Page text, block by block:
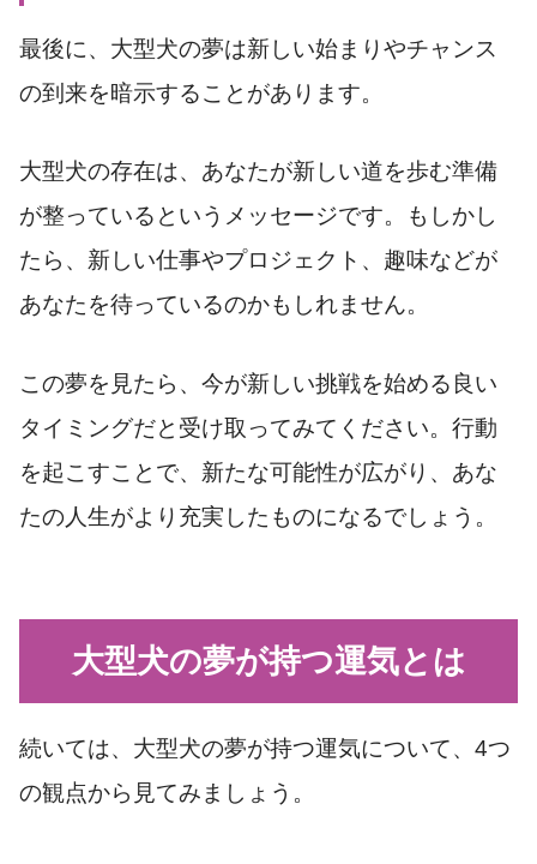
最後に、大型犬の夢は新しい始まりやチャンス
の到来を暗示することがあります。
大型犬の存在は、あなたが新しい道を歩む準備
が整っているというメッセージです。もしかし
たら、新しい仕事やプロジェクト、趣味などが
あなたを待っているのかもしれません。
この夢を見たら、今が新しい挑戦を始める良い
タイミングだと受け取ってみてください。行動
を起こすことで、新たな可能性が広がり、あな
たの人生がより充実したものになるでしょう。
大型犬の夢が持つ運気とは
続いては、大型犬の夢が持つ運気について、4つ
の観点から見てみましょう。